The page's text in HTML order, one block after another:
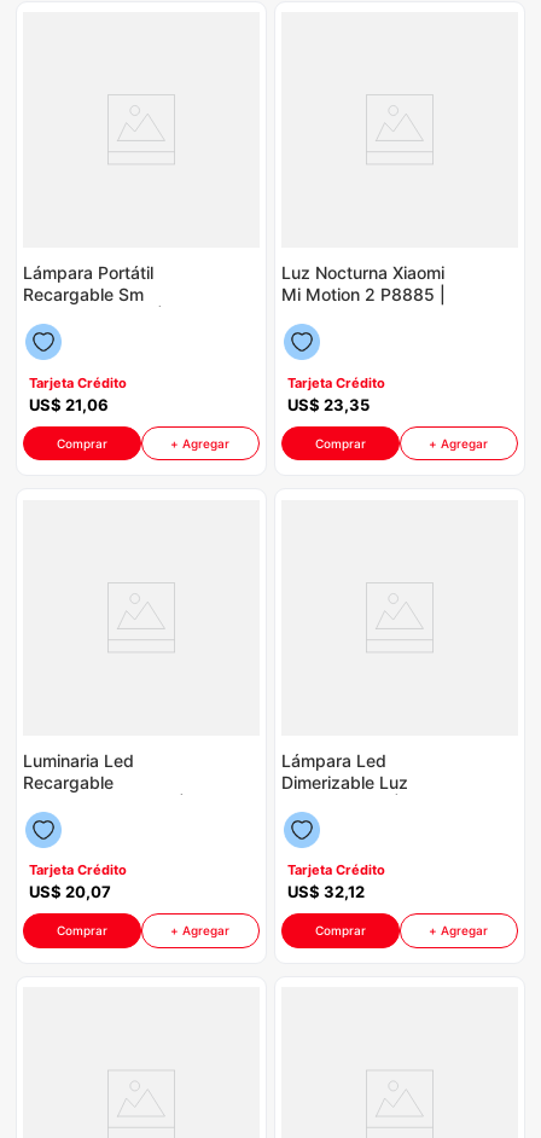
Lámpara Portátil
Recargable Sm
200 Watts Color
Celeste Con Blanco
Tarjeta Crédito
US$ 21,06
Comprar + Agregar
Luz Nocturna Xiaomi
Mi Motion 2 P8885 |
Tarjeta Crédito
US$ 23,35
Comprar + Agregar
Luminaria Led
Recargable
Sensor Movimiento
3CCT Color Silver
Tarjeta Crédito
US$ 20,07
Comprar + Agregar
Lámpara Led
Dimerizable Luz
Color Blanco
Tarjeta Crédito
US$ 32,12
Comprar + Agregar